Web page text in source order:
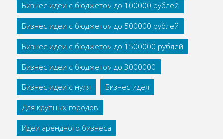
Бизнес идеи с бюджетом до 100000 рублей
Бизнес идеи с бюджетом до 500000 рублей
Бизнес идеи с бюджетом до 1500000 рублей
Бизнес идеи с бюджетом до 3000000
Бизнес идеи с нуля
Бизнес идея
Для крупных городов
Идеи арендного бизнеса